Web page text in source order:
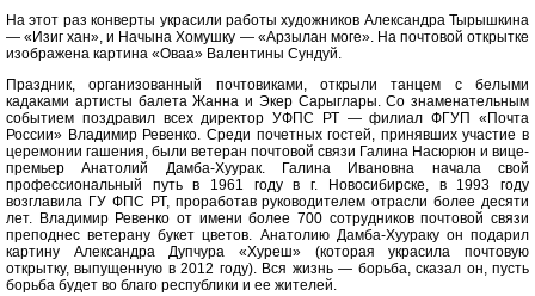
На этот раз конверты украсили работы художников Александра Тырышкина
— «Изиг хан», и Начына Хомушку — «Арзылан моге». На почтовой открытке
изобра­жена картина «Оваа» Валентины Сундуй.
Праздник, организованный почтовиками, открыли танцем с белыми
кадаками артисты балета Жанна и Экер Сарыглары. Со знаменательным
событием поздравил всех директор УФПС РТ — филиал ФГУП «Почта
России» Владимир Ревенко. Среди почетных гостей, принявших участие в
церемонии гашения, были ветеран почтовой связи Галина Насюрюн и вице-
премьер Анатолий Дамба-Хуурак. Галина Ивановна начала свой
профессиональный путь в 1961 году в г. Новосибирске, в 1993 году
возглавила ГУ ФПС РТ, проработав руководителем отрасли более десяти
лет. Владимир Ревенко от имени более 700 сотрудников почтовой связи
преподнес ветерану букет цветов. Анатолию Дамба-Хуураку он подарил
картину Александра Дупчура «Хуреш» (которая украсила почтовую
открытку, выпущенную в 2012 году). Вся жизнь — борьба, сказал он, пусть
борьба будет во благо республики и ее жителей.